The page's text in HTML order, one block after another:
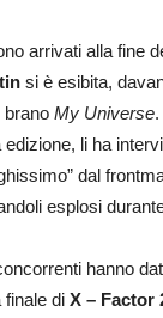
arrivati alla fine
si è esibita,
brano My Universe.
edizione, li ha
dal
esplosi
hanno
finale di X – Factor